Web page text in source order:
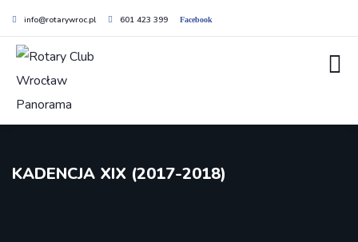
info@rotarywroc.pl 601 423 399 Facebook
KADENCJA XIX (2017-2018)